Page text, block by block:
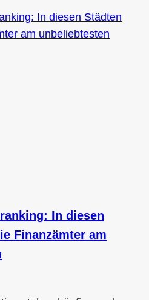
In diesen
Finanzämter am